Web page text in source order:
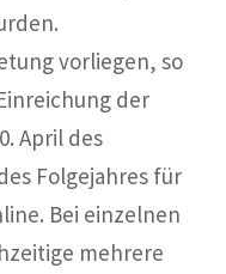
vorliegen, so
der
April des
Folgejahres für
Bei einzelnen
mehrere